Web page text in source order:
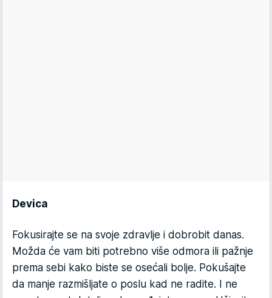
Devica
Fokusirajte se na svoje zdravlje i dobrobit danas.
Možda će vam biti potrebno više odmora ili pažnje
prema sebi kako biste se osećali bolje. Pokušajte
da manje razmišljate o poslu kad ne radite. I ne